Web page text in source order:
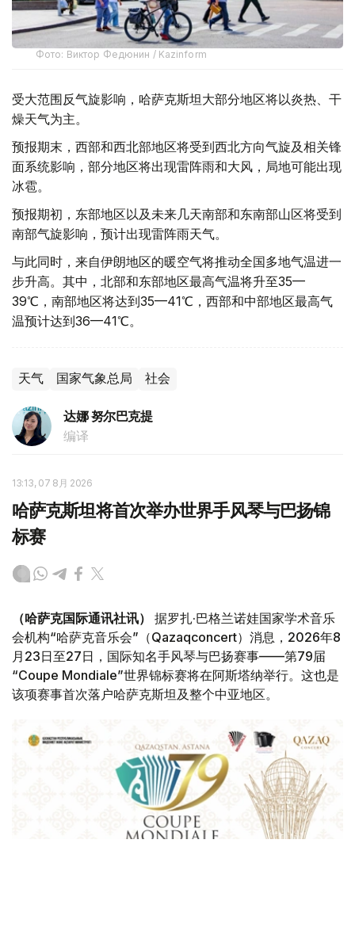
Фото: Виктор Федюнин / Kazinform
受大范围反气旋影响，哈萨克斯坦大部分地区将以炎热、干
燥天气为主。
预报期末，西部和西北部地区将受到西北方向气旋及相关锋
面系统影响，部分地区将出现雷阵雨和大风，局地可能出现
冰雹。
预报期初，东部地区以及未来几天南部和东南部山区将受到
南部气旋影响，预计出现雷阵雨天气。
与此同时，来自伊朗地区的暖空气将推动全国多地气温进一
步升高。其中，北部和东部地区最高气温将升至35—
39℃，南部地区将达到35—41℃，西部和中部地区最高气
温预计达到36—41℃。
天气 国家气象总局 社会
达娜 努尔巴克提
编译
13:13, 07 8月 2026
哈萨克斯坦将首次举办世界手风琴与巴扬锦
标赛
（哈萨克国际通讯社讯）
据罗扎·巴格兰诺娃国家学术音乐
会机构“哈萨克音乐会”（Qazaqconcert）消息，2026年8
月23日至27日，国际知名手风琴与巴扬赛事——第79届
“Coupe Mondiale”世界锦标赛将在阿斯塔纳举行。这也是
该项赛事首次落户哈萨克斯坦及整个中亚地区。